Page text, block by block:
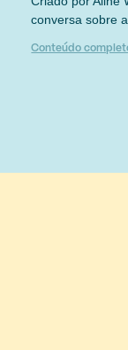
conversa sobre
Conteúdo